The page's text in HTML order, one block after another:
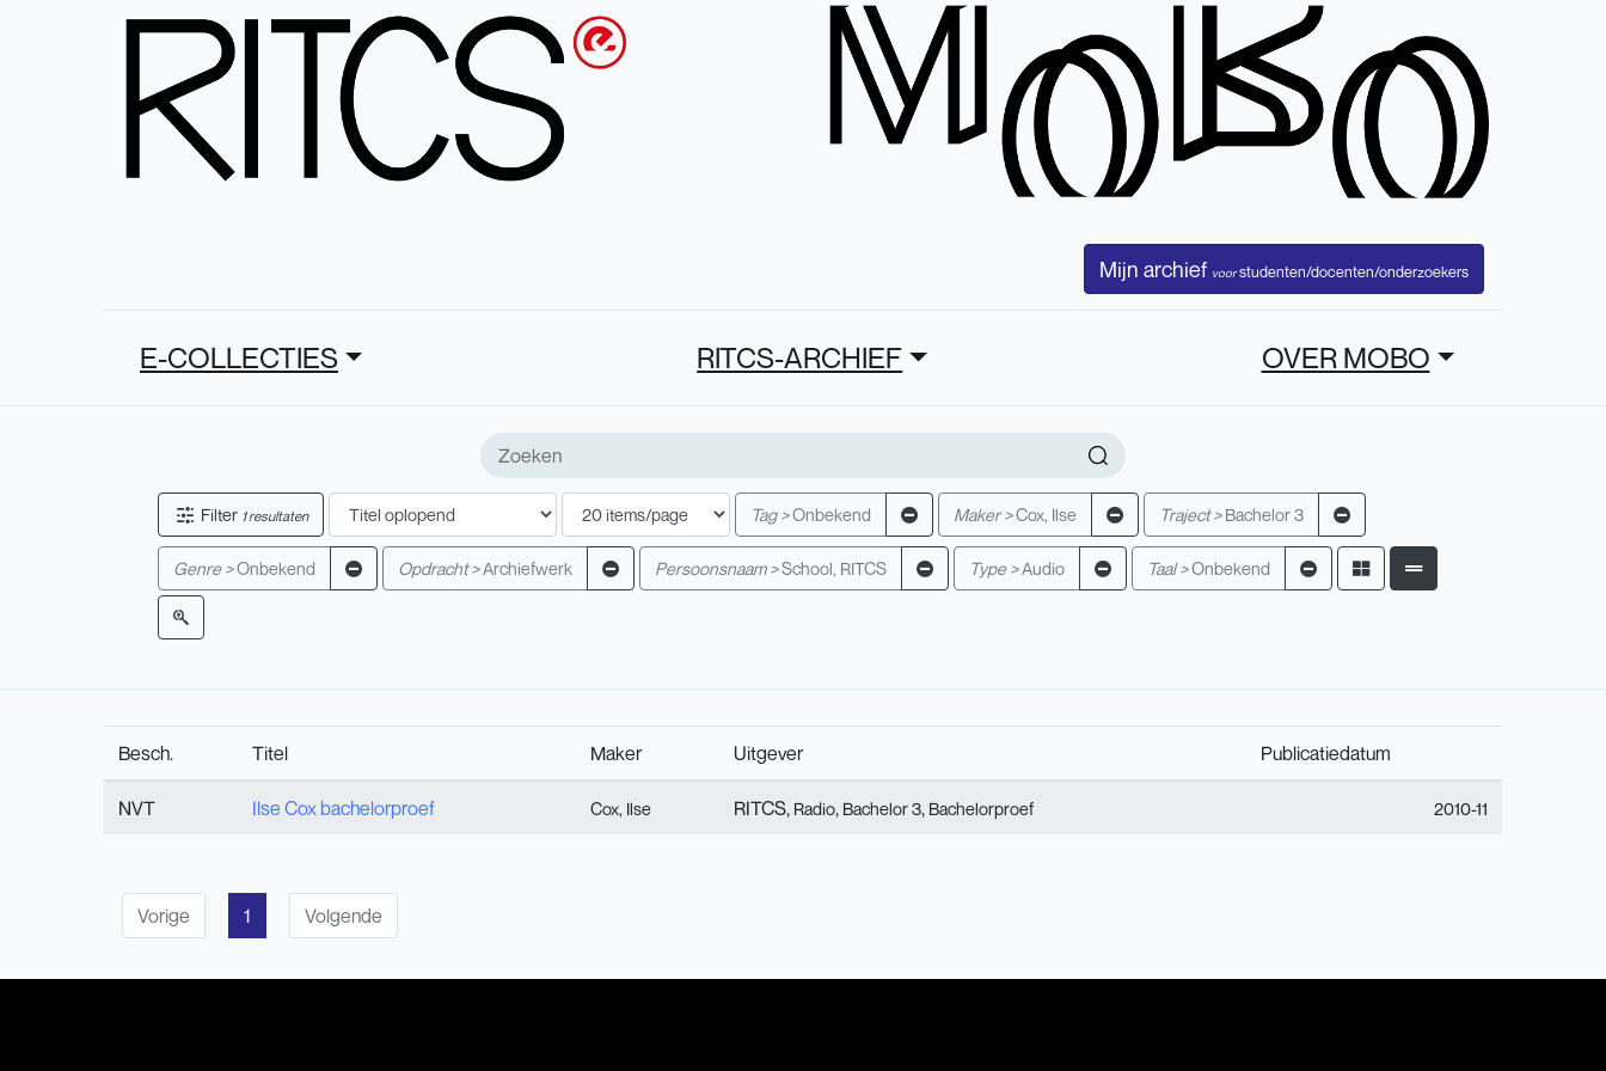
Mijn archief voorstudenten/docenten/onderzoekers
E-COLLECTIES RITCS-ARCHIEF OVER MOBO
Filter 1 resultaten Tag >Onbekend Maker >Cox, Ilse Traject > Bachelor 3
Genre >Onbekend Opdracht >Archiefwerk Persoonsnaam >School, RITCS Type >Audio Taal >Onbekend
Besch. Titel Maker Uitgever Publicatiedatum
NVT Ilse Cox bachelorproef Cox, Ilse RITCS, Radio, Bachelor 3, Bachelorproef 2010-11
Vorige 1 Volgende